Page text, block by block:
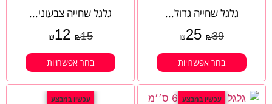
גלגל שחייה גדול...
₪39
₪25
בחר אפשרויות
גלגל שחייה צבעוני...
₪15
₪12
בחר אפשרויות
עכשיו במבצע עכשיו במבצע